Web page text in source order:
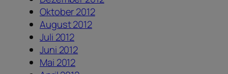
Oktober 2012
August 2012
Juli 2012
Juni 2012
Mai 2012